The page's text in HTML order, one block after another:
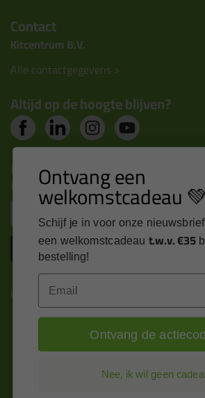
Contact
Kitcentrum B.V.
Alle contactgegevens >
Altijd op de hoogte blijven?
Nieuws, tips en exclusieve deals
inbox
Inschrijven
Kitcentrum is trots op:
Alle prijzen
Ontvang een
welkomstcadeau 💚
Schijf je in voor onze
een welkomstcadeau t.w.v. €35
bestelling!
Email
Ontvang de
Nee, ik wil geen